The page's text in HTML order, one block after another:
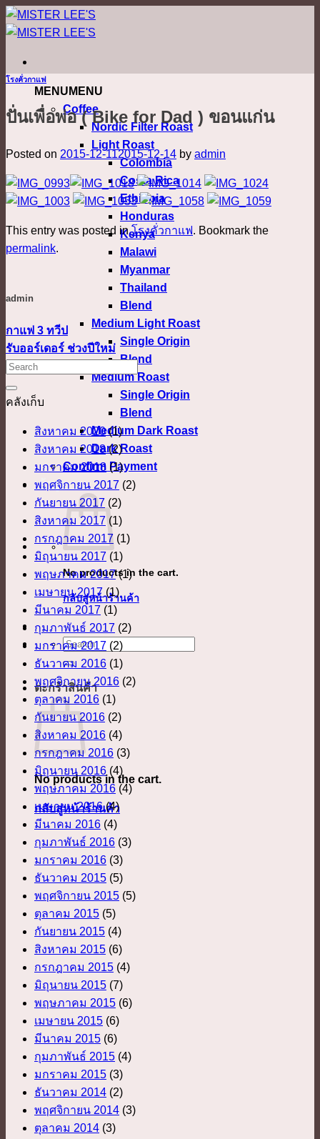
ข้าม
ไป
เนื้อหา
MENU MENU
Coffee
Nordic Filter Roast
Light Roast
Colombia
Costa Rica
Ethiopia
Honduras
Kenya
Malawi
Myanmar
Thailand
Blend
Medium Light Roast
Single Origin
Blend
Medium Roast
Single Origin
Blend
Medium Dark Roast
Dark Roast
Confirm Payment
เข้าสู่ระบบ
No products in the cart.
กลับสู่หน้าร้านค้า
ค้นหา:
ตะกร้าสินค้า
No products in the cart.
กลับสู่หน้าร้านค้า
โรงคั่วกาแฟ
ปั่นเพื่อพ่อ ( Bike for Dad ) ขอนแก่น
Posted on 2015-12-112015-12-14 by admin
This entry was posted inโรงคั่วกาแฟ. Bookmark the
permalink.
admin
กาแฟ 3 ทวีป
รับออร์เดอร์ ช่วงปีใหม่
คลังเก็บ
สิงหาคม 2020(1)
สิงหาคม 2018(2)
มกราคม 2018 (1)
พฤศจิกายน 2017 (2)
กันยายน 2017 (2)
สิงหาคม 2017(1)
กรกฎาคม 2017 (1)
มิถุนายน 2017 (1)
พฤษภาคม 2017(1)
เมษายน 2017 (1)
มีนาคม 2017 (1)
กุมภาพันธ์ 2017 (2)
มกราคม 2017 (2)
ธันวาคม 2016 (1)
พฤศจิกายน 2016 (2)
ตุลาคม 2016 (1)
กันยายน 2016 (2)
สิงหาคม 2016 (4)
กรกฎาคม 2016 (3)
มิถุนายน 2016 (4)
พฤษภาคม 2016 (4)
เมษายน 2016(4)
มีนาคม 2016 (4)
กุมภาพันธ์ 2016 (3)
มกราคม 2016 (3)
ธันวาคม 2015 (5)
พฤศจิกายน 2015 (5)
ตุลาคม 2015 (5)
กันยายน 2015 (4)
สิงหาคม 2015 (6)
กรกฎาคม 2015 (4)
มิถุนายน 2015 (7)
พฤษภาคม 2015 (6)
เมษายน 2015 (6)
มีนาคม 2015 (6)
กุมภาพันธ์ 2015 (4)
มกราคม 2015 (3)
ธันวาคม 2014 (2)
พฤศจิกายน 2014 (3)
ตุลาคม 2014 (3)